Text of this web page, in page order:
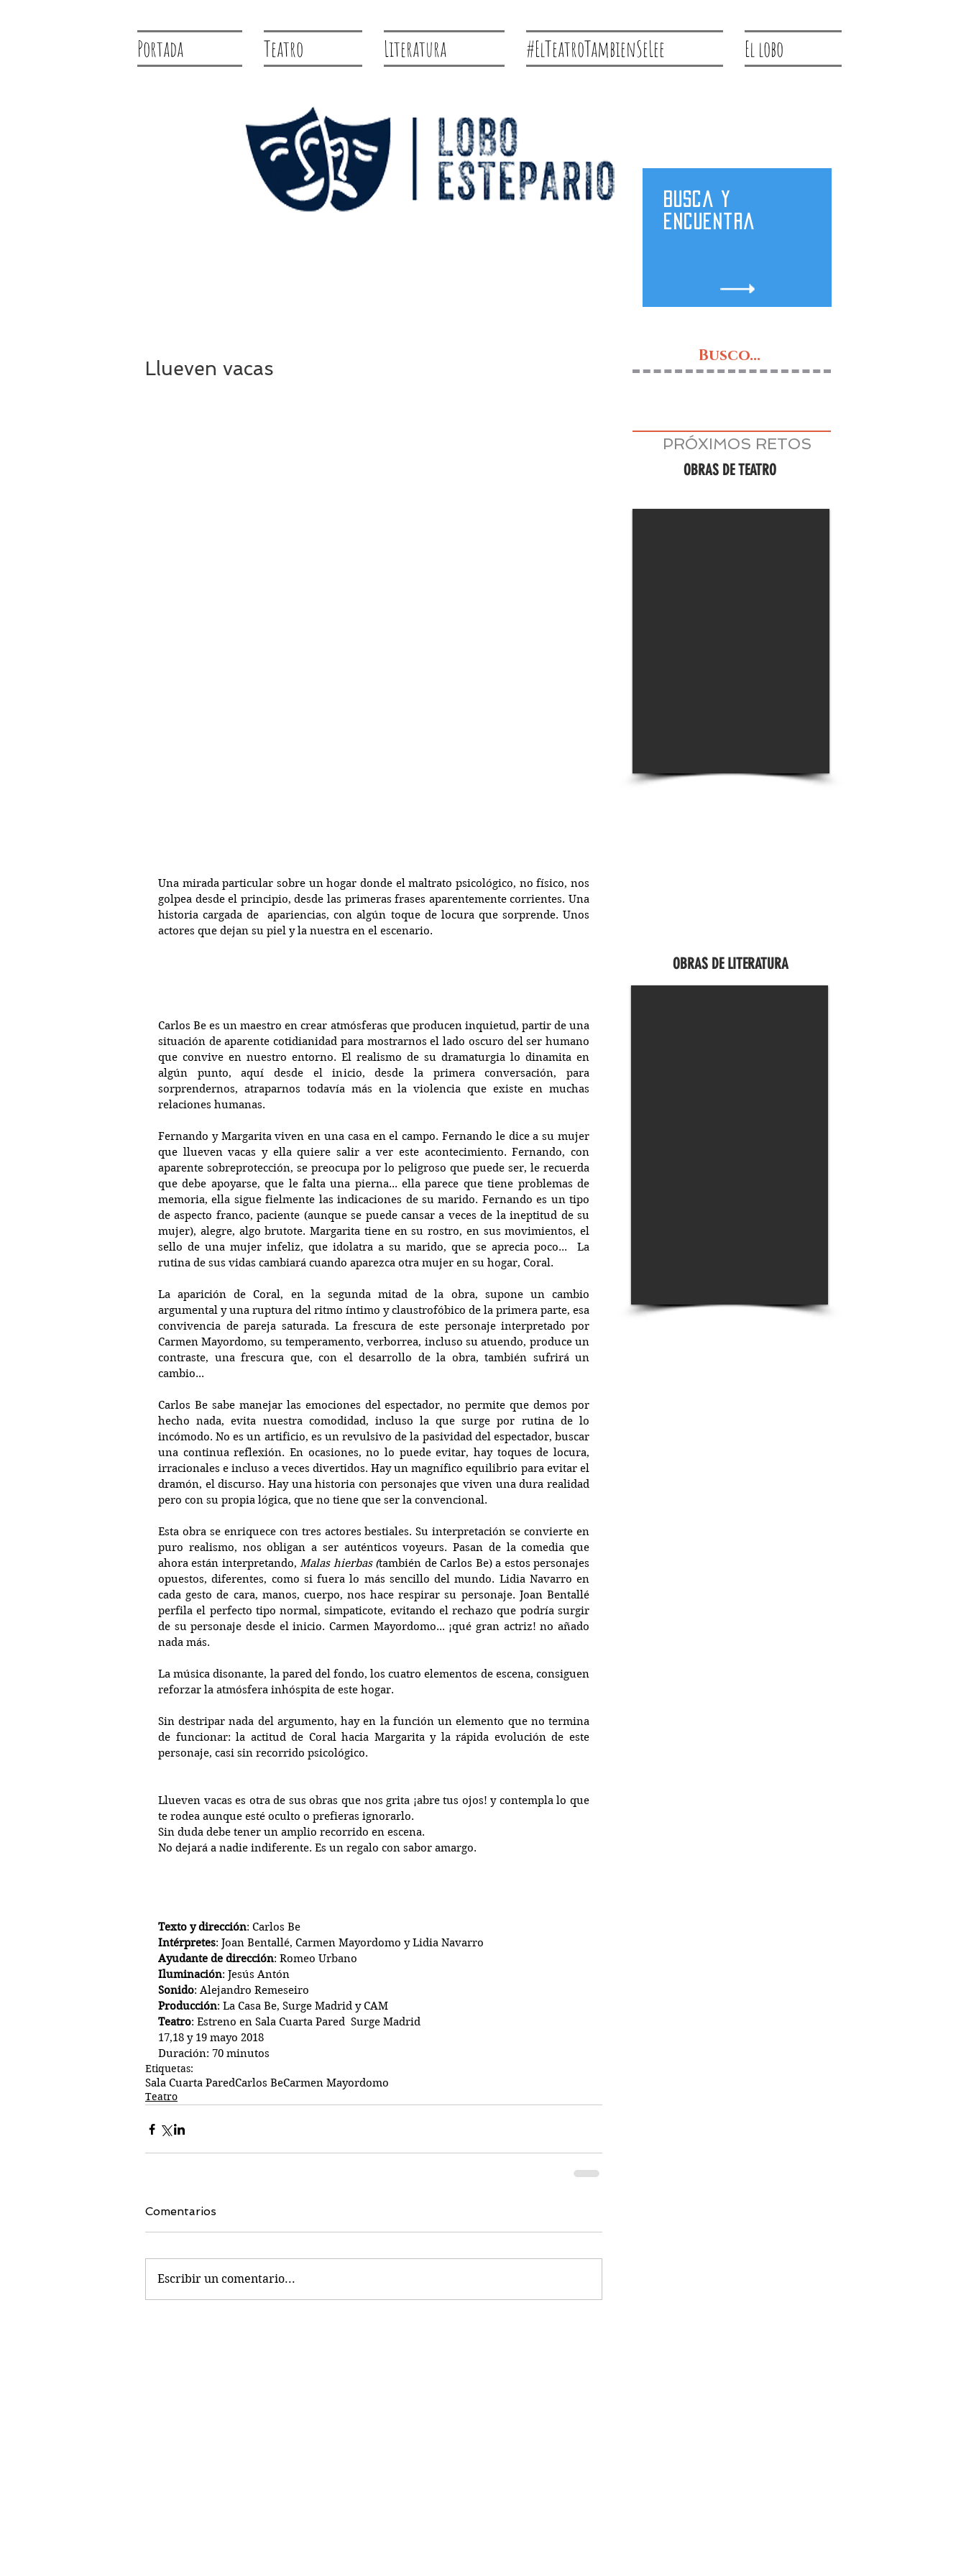
Portada Teatro Literatura #ElTeatroTambienSeLee El lobo
Busca y
encuentra
Llueven vacas
Una mirada particular sobre un hogar donde el maltrato psicológico, no físico, nos
golpea desde el principio, desde las primeras frases aparentemente corrientes. Una
historia cargada de  apariencias, con algún toque de locura que sorprende. Unos
actores que dejan su piel y la nuestra en el escenario.
Carlos Be es un maestro en crear atmósferas que producen inquietud, partir de una
situación de aparente cotidianidad para mostrarnos el lado oscuro del ser humano
que convive en nuestro entorno. El realismo de su dramaturgia lo dinamita en
algún punto, aquí desde el inicio, desde la primera conversación, para
sorprendernos, atraparnos todavía más en la violencia que existe en muchas
relaciones humanas.
Fernando y Margarita viven en una casa en el campo. Fernando le dice a su mujer
que llueven vacas y ella quiere salir a ver este acontecimiento. Fernando, con
aparente sobreprotección, se preocupa por lo peligroso que puede ser, le recuerda
que debe apoyarse, que le falta una pierna... ella parece que tiene problemas de
memoria, ella sigue fielmente las indicaciones de su marido. Fernando es un tipo
de aspecto franco, paciente (aunque se puede cansar a veces de la ineptitud de su
mujer), alegre, algo brutote. Margarita tiene en su rostro, en sus movimientos, el
sello de una mujer infeliz, que idolatra a su marido, que se aprecia poco...  La
rutina de sus vidas cambiará cuando aparezca otra mujer en su hogar, Coral.
La aparición de Coral, en la segunda mitad de la obra, supone un cambio
argumental y una ruptura del ritmo íntimo y claustrofóbico de la primera parte, esa
convivencia de pareja saturada. La frescura de este personaje interpretado por
Carmen Mayordomo, su temperamento, verborrea, incluso su atuendo, produce un
contraste, una frescura que, con el desarrollo de la obra, también sufrirá un
cambio...
Carlos Be sabe manejar las emociones del espectador, no permite que demos por
hecho nada, evita nuestra comodidad, incluso la que surge por rutina de lo
incómodo. No es un artificio, es un revulsivo de la pasividad del espectador, buscar
una continua reflexión. En ocasiones, no lo puede evitar, hay toques de locura,
irracionales e incluso a veces divertidos. Hay un magnífico equilibrio para evitar el
dramón, el discurso. Hay una historia con personajes que viven una dura realidad
pero con su propia lógica, que no tiene que ser la convencional.
Esta obra se enriquece con tres actores bestiales. Su interpretación se convierte en
puro realismo, nos obligan a ser auténticos voyeurs. Pasan de la comedia que
ahora están interpretando, Malas hierbas (también de Carlos Be) a estos personajes
opuestos, diferentes, como si fuera lo más sencillo del mundo. Lidia Navarro en
cada gesto de cara, manos, cuerpo, nos hace respirar su personaje. Joan Bentallé
perfila el perfecto tipo normal, simpaticote, evitando el rechazo que podría surgir
de su personaje desde el inicio. Carmen Mayordomo... ¡qué gran actriz! no añado
nada más.
La música disonante, la pared del fondo, los cuatro elementos de escena, consiguen
reforzar la atmósfera inhóspita de este hogar.
Sin destripar nada del argumento, hay en la función un elemento que no termina
de funcionar: la actitud de Coral hacia Margarita y la rápida evolución de este
personaje, casi sin recorrido psicológico.
Llueven vacas es otra de sus obras que nos grita ¡abre tus ojos! y contempla lo que
te rodea aunque esté oculto o prefieras ignorarlo.
Sin duda debe tener un amplio recorrido en escena.
No dejará a nadie indiferente. Es un regalo con sabor amargo.
Texto y dirección: Carlos Be
Intérpretes: Joan Bentallé, Carmen Mayordomo y Lidia Navarro
Ayudante de dirección: Romeo Urbano
Iluminación: Jesús Antón
Sonido: Alejandro Remeseiro
Producción: La Casa Be, Surge Madrid y CAM
Teatro: Estreno en Sala Cuarta Pared  Surge Madrid
17,18 y 19 mayo 2018
Duración: 70 minutos
Etiquetas:
Sala Cuarta ParedCarlos BeCarmen Mayordomo
Teatro
Comentarios
Escribir un comentario...
Busco...
PRÓXIMOS RETOS
OBRAS DE TEATRO
OBRAS DE LITERATURA